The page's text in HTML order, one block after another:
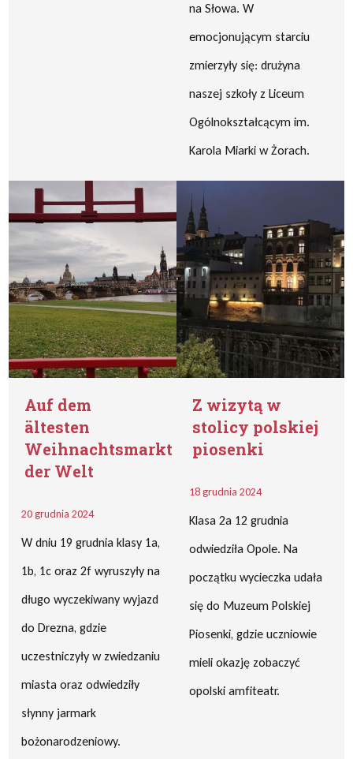
na Słowa. W
emocjonującym starciu
zmierzyły się: drużyna
naszej szkoły z Liceum
Ogólnokształcącym im.
Karola Miarki w Żorach.
Auf dem
ältesten
Weihnachtsmarkt
der Welt
20 grudnia 2024
W dniu 19 grudnia klasy 1a,
1b, 1c oraz 2f wyruszyły na
długo wyczekiwany wyjazd
do Drezna, gdzie
uczestniczyły w zwiedzaniu
miasta oraz odwiedziły
słynny jarmark
bożonarodzeniowy.
Z wizytą w
stolicy polskiej
piosenki
18 grudnia 2024
Klasa 2a 12 grudnia
odwiedziła Opole. Na
początku wycieczka udała
się do Muzeum Polskiej
Piosenki, gdzie uczniowie
mieli okazję zobaczyć
opolski amfiteatr.